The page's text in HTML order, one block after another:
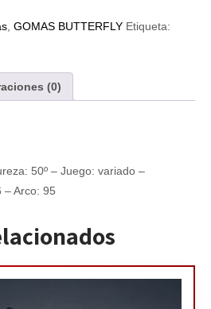
GOMAS BUTTERFLY Etiqueta:
(0)
50º – Juego: variado –
– Arco: 95